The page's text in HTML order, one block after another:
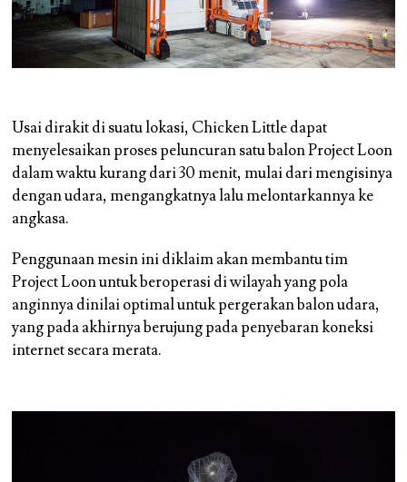
Usai dirakit di suatu lokasi, Chicken Little dapat
menyelesaikan proses peluncuran satu balon Project Loon
dalam waktu kurang dari 30 menit, mulai dari mengisinya
dengan udara, mengangkatnya lalu melontarkannya ke
angkasa.
Penggunaan mesin ini diklaim akan membantu tim
Project Loon untuk beroperasi di wilayah yang pola
anginnya dinilai optimal untuk pergerakan balon udara,
yang pada akhirnya berujung pada penyebaran koneksi
internet secara merata.